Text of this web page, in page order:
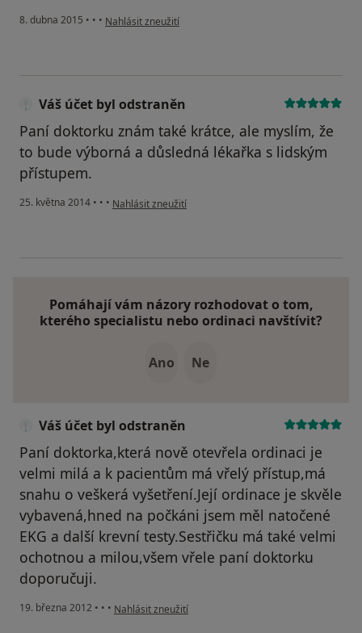
8. dubna 2015 • • • podle názoru uživatele Váš účet byl odstraněn
Nahlásit zneužití
Váš účet byl odstraněn
Paní doktorku znám také krátce, ale myslím, že
to bude výborná a důsledná lékařka s lidským
přístupem.
25. května 2014 • • • podle názoru uživatele Váš účet byl odstraněn
Nahlásit zneužití
Pomáhají vám názory rozhodovat o tom,
kterého specialistu nebo ordinaci navštívit?
Ano Ne
Váš účet byl odstraněn
Paní doktorka,která nově otevřela ordinaci je
velmi milá a k pacientům má vřelý přístup,má
snahu o veškerá vyšetření.Její ordinace je skvěle
vybavená,hned na počkáni jsem měl natočené
EKG a další krevní testy.Sestřičku má také velmi
ochotnou a milou,všem vřele paní doktorku
doporučuji.
19. března 2012 • • • podle názoru uživatele Váš účet byl odstraněn
Nahlásit zneužití